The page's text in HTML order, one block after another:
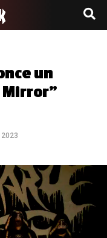
un
Mirror”